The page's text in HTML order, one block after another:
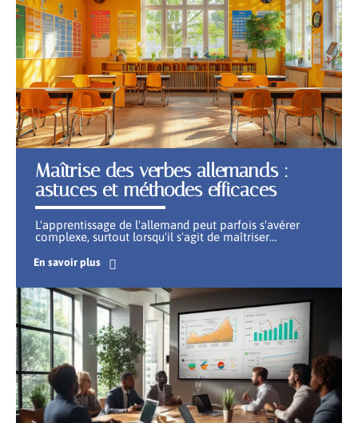
Maîtrise des verbes allemands :
astuces et méthodes efficaces
L'apprentissage de l'allemand peut parfois s'avérer
complexe, surtout lorsqu'il s'agit de maîtriser…
En savoir plus